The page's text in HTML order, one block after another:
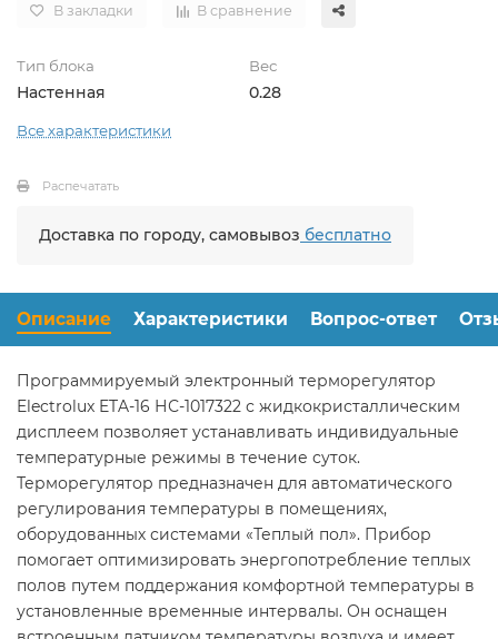
В закладки В сравнение
Тип блока
Настенная
Вес
0.28
Все характеристики
Распечатать
Доставка по городу, самовывоз бесплатно
Описание Характеристики Вопрос-ответ
Программируемый электронный терморегулятор
Electrolux ETA-16 НС-1017322 с жидкокристаллическим
дисплеем позволяет устанавливать индивидуальные
температурные режимы в течение суток.
Терморегулятор предназначен для автоматического
регулирования температуры в помещениях,
оборудованных системами «Теплый пол». Прибор
помогает оптимизировать энергопотребление теплых
полов путем поддержания комфортной температуры в
установленные временные интервалы. Он оснащен